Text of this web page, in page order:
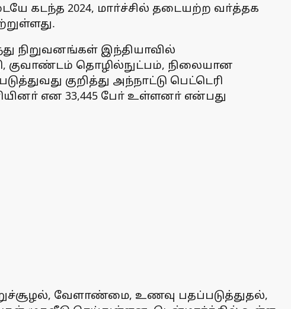
கடந்த 2024, மாா்ச்சில் தடையற்ற வா்த்தக
நிறுவனங்கள் இந்தியாவில்
குவாண்டம் தொழில்நுட்பம், நிலையான
குறித்து அந்நாட்டு பெட்டெரி
என 33,445 போ் உள்ளனா் என்பது
வேளாண்மை, உணவு பதப்படுத்துதல்,